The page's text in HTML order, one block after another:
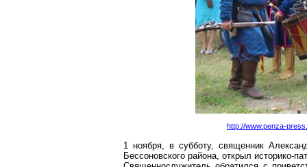
http://www.penza-
1 ноября, в субботу, священник
Бессоновского района, открыл историко-